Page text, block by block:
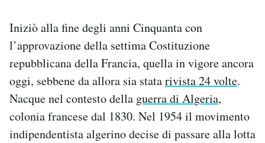
Iniziò alla fine degli anni Cinquanta con
l’approvazione della settima Costituzione
repubblicana della Francia, quella in vigore ancora
oggi, sebbene da allora sia statarivista 24 volte.
Nacque nel contesto della guerra di Algeria,
colonia francese dal 1830. Nel 1954 il movimento
indipendentista algerino decise di passare alla lotta